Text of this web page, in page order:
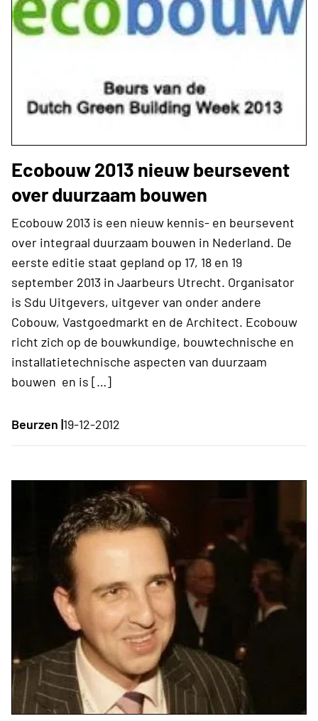
Ecobouw 2013 nieuw beursevent
over duurzaam bouwen
Ecobouw 2013 is een nieuw kennis- en beursevent
over integraal duurzaam bouwen in Nederland. De
eerste editie staat gepland op 17, 18 en 19
september 2013 in Jaarbeurs Utrecht. Organisator
is Sdu Uitgevers, uitgever van onder andere
Cobouw, Vastgoedmarkt en de Architect. Ecobouw
richt zich op de bouwkundige, bouwtechnische en
installatietechnische aspecten van duurzaam
bouwen en is […]
Beurzen |19-12-2012